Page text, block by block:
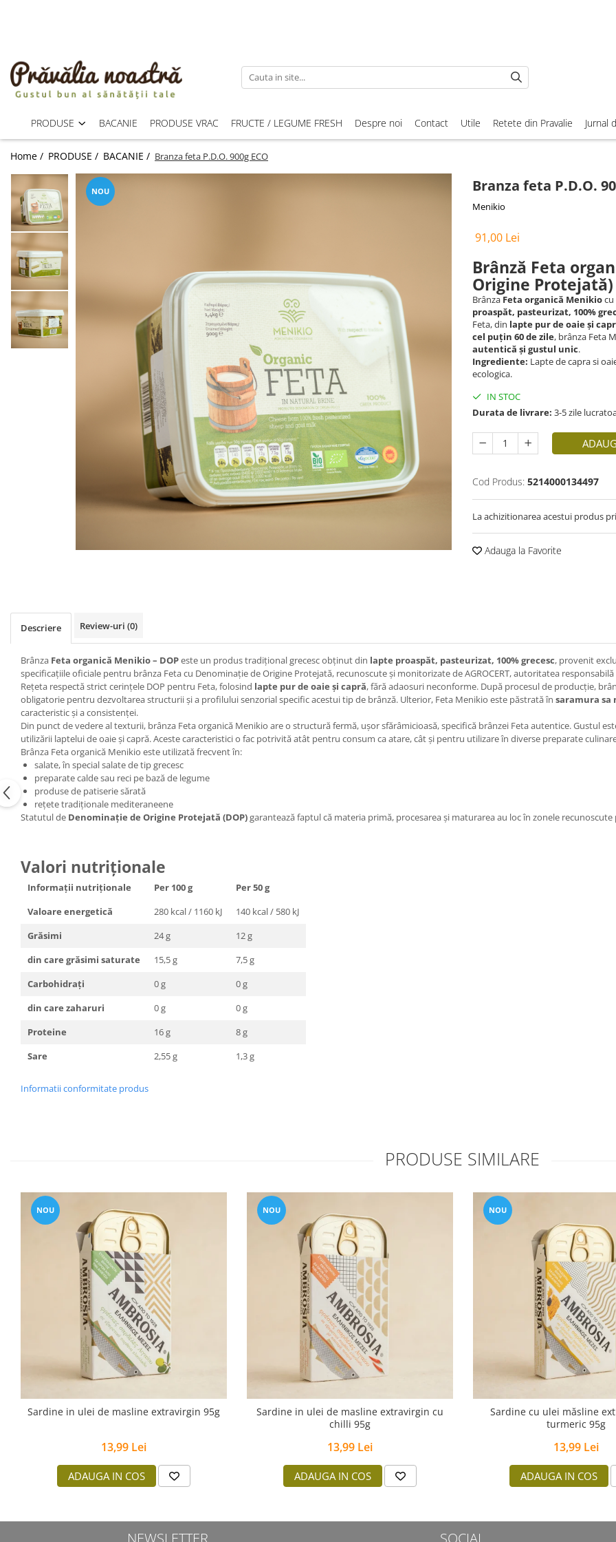
NOUTĂȚI
ALIMENTE
ULEIURI ȘI UNTURI
NUCI ȘI SEMINȚE
FRUCTE DESHIDRATATE
ÎNDULCITORI NATURALI / MIERE
FRUCTE LA CONSERVĂ
OȚETURI ȘI SOSURI
SOSURI
FĂINĂ FĂRĂ GLUTEN
BĂUTURI / LAPTE VEGETAL
OREZ ȘI CEREALE
PASTE
CREME ȘI PASTE TARTINABILE
CONDIMENTE
PRODUSE BACANIE PRODUSE VRAC FRUCTE / LEGUME FRESH Despre noi Contact Utile Retete din Pravalie Jurnal
Home / PRODUSE / BACANIE / Branza feta P.D.O. 900g ECO
Branza feta P.D.O.
Menikio
NOU
91,00 Lei
Brânză Feta
Origine Protejată)
Brânza Feta organică Menikiocu
proaspăt, pasteurizat, 100%
Feta, din lapte pur de oaie și
cel puțin 60 de zile, brânza Feta
autentică și gustul unic.
Ingrediente: Lapte de capra si
ecologica.
IN STOC
Durata de livrare: 3-5 zile
Cod Produs: 5214000134497
La achizitionarea acestui produs
Adauga la Favorite
Descriere Review-uri (0)
Brânza Feta organică Menikio – DOPeste un produs tradițional grecesc obținut din lapte proaspăt, pasteurizat, 100% grecesc, provenit
specificațiile oficiale pentru brânza Feta cu Denominație de Origine Protejată, recunoscute și monitorizate de AGROCERT, autoritatea
Rețeta respectă strict cerințele DOP pentru Feta, folosind lapte pur de oaie și capră, fără adaosuri neconforme. După procesul de producție,
obligatorie pentru dezvoltarea structurii și a profilului senzorial specific acestui tip de brânză. Ulterior, Feta Menikio este păstrată în saramura sa
caracteristic și a consistenței.
Din punct de vedere al texturii, brânza Feta organică Menikio are o structură fermă, ușor sfărâmicioasă, specifică brânzei Feta autentice. Gustul
utilizării laptelui de oaie și capră. Aceste caracteristici o fac potrivită atât pentru consum ca atare, cât și pentru utilizare în diverse preparate
Brânza Feta organică Menikio este utilizată frecvent în:
salate, în special salate de tip grecesc
preparate calde sau reci pe bază de legume
produse de patiserie sărată
rețete tradiționale mediteraneene
Statutul de Denominație de Origine Protejată (DOP)garantează faptul că materia primă, procesarea și maturarea au loc în zonele
Valori nutriționale
Informații nutriționale Per 100 g
Per 50 g
Valoare energetică
280 kcal / 1160 kJ
140 kcal / 580 kJ
Grăsimi
24 g
12 g
din care grăsimi saturate
15,5 g
7,5 g
Carbohidrați
0 g
0 g
din care zaharuri
0 g
0 g
Proteine
16 g
8 g
Sare
2,55 g 1,3 g
Informatii conformitate produs
PRODUSE SIMILARE
NOU
Sardine in ulei de masline extravirgin 95g
13,99 Lei
ADAUGA IN COS
NOU
Sardine in ulei de masline extravirgin cu
chilli 95g
13,99 Lei
ADAUGA IN COS
NOU
Sardine cu ulei măsline
turmeric 95g
13,99 Lei
ADAUGA IN COS